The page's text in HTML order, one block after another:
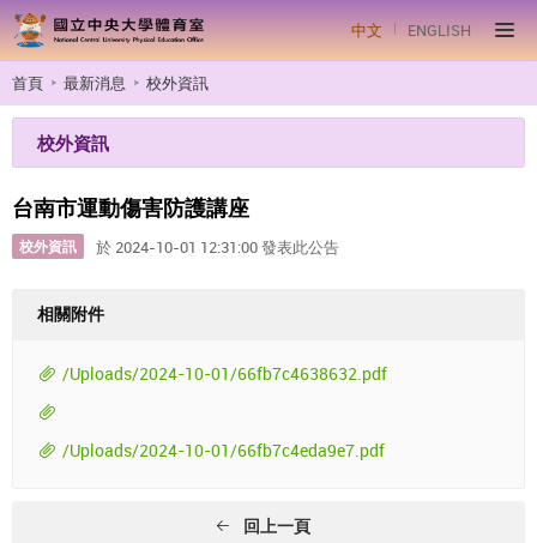
中文 ENGLISH
首頁 最新消息 校外資訊
校外資訊
台南市運動傷害防護講座
校外資訊 於 2024-10-01 12:31:00 發表此公告
相關附件
/Uploads/2024-10-01/66fb7c4638632.pdf
/Uploads/2024-10-01/66fb7c4eda9e7.pdf
回上一頁